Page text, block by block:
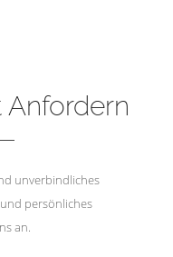
unverbindliches
persönliches
an.